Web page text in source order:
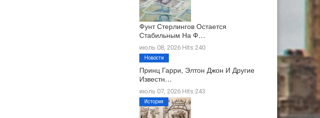
Фунт Стерлингов Остается
Стабильным На Ф…
июль 08, 2026 Hits:240
Принц Гарри, Элтон Джон И Другие
Известн…
июль 07, 2026 Hits:243
Новости
История